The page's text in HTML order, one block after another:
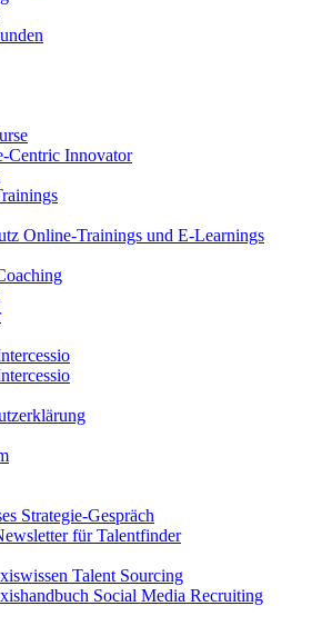
Centric Innovator
Online-Trainings und E-Learnings
Strategie-Gespräch
für Talentfinder
Talent Sourcing
Social Media Recruiting